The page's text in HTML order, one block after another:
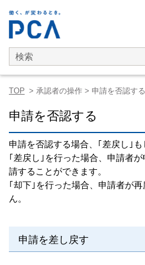
TOP > 承認者の操作> 申請を否認する
申請を否認する
申請を否認する場合、｢差戻し｣も
｢差戻し｣を行った場合、申請者
請することができます。
｢却下｣を行った場合、申請者が
ん。
申請を差し戻す